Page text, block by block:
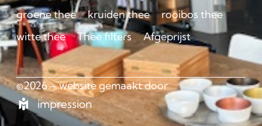
groene thee
kruiden thee
rooibos thee
witte thee
Thee filters Afgeprijst
©2026 – website gemaakt door
impression